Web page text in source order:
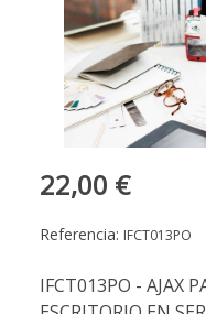
22,00 €
Referencia: IFCT013PO
IFCT013PO - AJAX